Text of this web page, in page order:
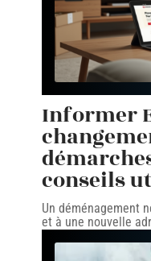
Informer
conseils
Un déménagement
et à une nouvelle